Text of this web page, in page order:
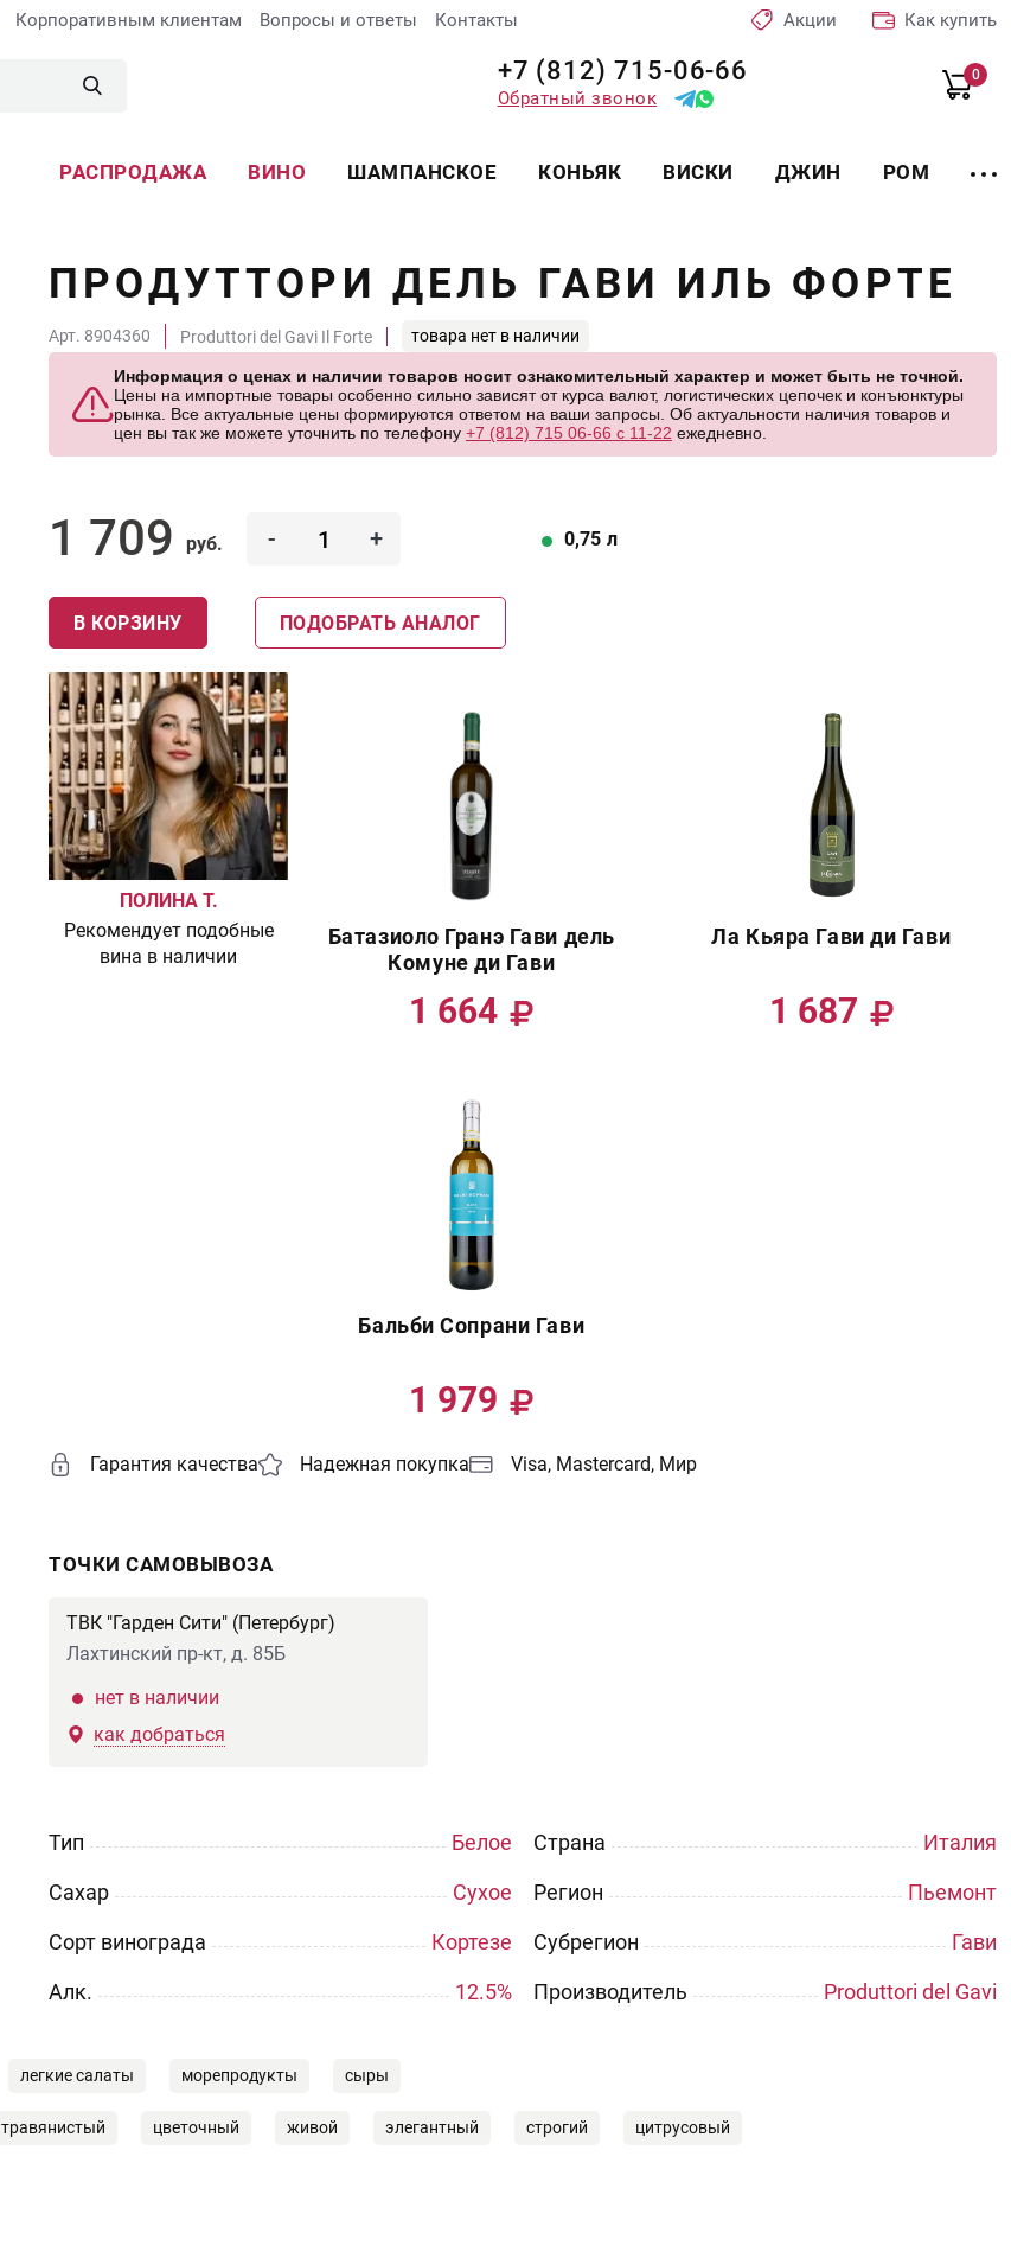
Корпоративным клиентам Вопросы и ответы Контакты Акции Как купить
+7 (812) 715-06-66
Обратный звонок
0
РАСПРОДАЖА ВИНО ШАМПАНСКОЕ КОНЬЯК ВИСКИ ДЖИН РОМ
ПРОДУТТОРИ ДЕЛЬ ГАВИ ИЛЬ ФОРТЕ
Арт. 8904360 Produttori del Gavi Il Forte товара нет в наличии
Информация о ценах и наличии товаров носит ознакомительный характер и может быть не точной.
Цены на импортные товары особенно сильно зависят от курса валют, логистических цепочек и конъюнктуры
рынка. Все актуальные цены формируются ответом на ваши запросы. Об актуальности наличия товаров и
цен вы так же можете уточнить по телефону +7 (812) 715 06-66 с 11-22 ежедневно.
1 709 руб. - +
В КОРЗИНУ ПОДОБРАТЬ АНАЛОГ
0,75 л
ПОЛИНА Т.
Рекомендует подобные
вина в наличии
Батазиоло Гранэ Гави дель
Комуне ди Гави
1 664
Ла Кьяра Гави ди Гави
1 687
Бальби Сопрани Гави
1 979
Гарантия качества Надежная покупка Visa, Mastercard, Мир
ТОЧКИ САМОВЫВОЗА
ТВК "Гарден Сити" (Петербург)
Лахтинский пр-кт, д. 85Б
нет в наличии
как добраться
Тип
Белое
Сахар
Сухое
Сорт винограда
Кортезе
Aлк.
12.5%
Страна
Италия
Регион
Пьемонт
Субрегион
Гави
Производитель
Produttori del Gavi
легкие салаты морепродукты сыры
травянистый цветочный живой элегантный строгий цитрусовый